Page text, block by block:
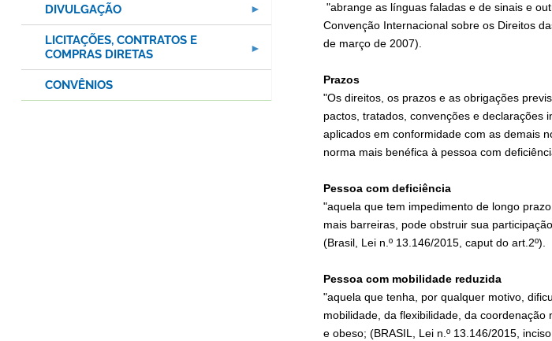
"abrange as línguas faladas e de sinais e
Convenção Internacional sobre os Direitos
de março de 2007).
Prazos
"Os direitos, os prazos e as obrigações
pactos, tratados, convenções e declarações
aplicados em conformidade com as demais
norma mais benéfica à pessoa com
Pessoa com deficiência
"aquela que tem impedimento de longo
mais barreiras, pode obstruir sua
(Brasil, Lei n.º 13.146/2015, caput do art.2º).
Pessoa com mobilidade reduzida
"aquela que tenha, por qualquer motivo,
mobilidade, da flexibilidade, da
e obeso; (BRASIL, Lei n.º 13.146/2015,
DIVULGAÇÃO
LICITAÇÕES, CONTRATOS E
COMPRAS DIRETAS
CONVÊNIOS